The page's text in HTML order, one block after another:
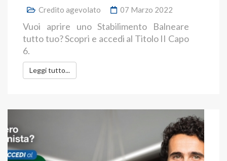
Credito agevolato 07 Marzo 2022
Vuoi aprire uno Stabilimento Balneare
tutto tuo? Scopri e accedi al Titolo II Capo
6.
Leggi tutto...